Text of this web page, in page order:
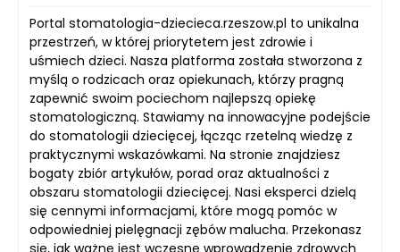
Portal stomatologia-dziecieca.rzeszow.pl to unikalna
przestrzeń, w której priorytetem jest zdrowie i
uśmiech dzieci. Nasza platforma została stworzona z
myślą o rodzicach oraz opiekunach, którzy pragną
zapewnić swoim pociechom najlepszą opiekę
stomatologiczną. Stawiamy na innowacyjne podejście
do stomatologii dziecięcej, łącząc rzetelną wiedzę z
praktycznymi wskazówkami. Na stronie znajdziesz
bogaty zbiór artykułów, porad oraz aktualności z
obszaru stomatologii dziecięcej. Nasi eksperci dzielą
się cennymi informacjami, które mogą pomóc w
odpowiedniej pielęgnacji zębów malucha. Przekonasz